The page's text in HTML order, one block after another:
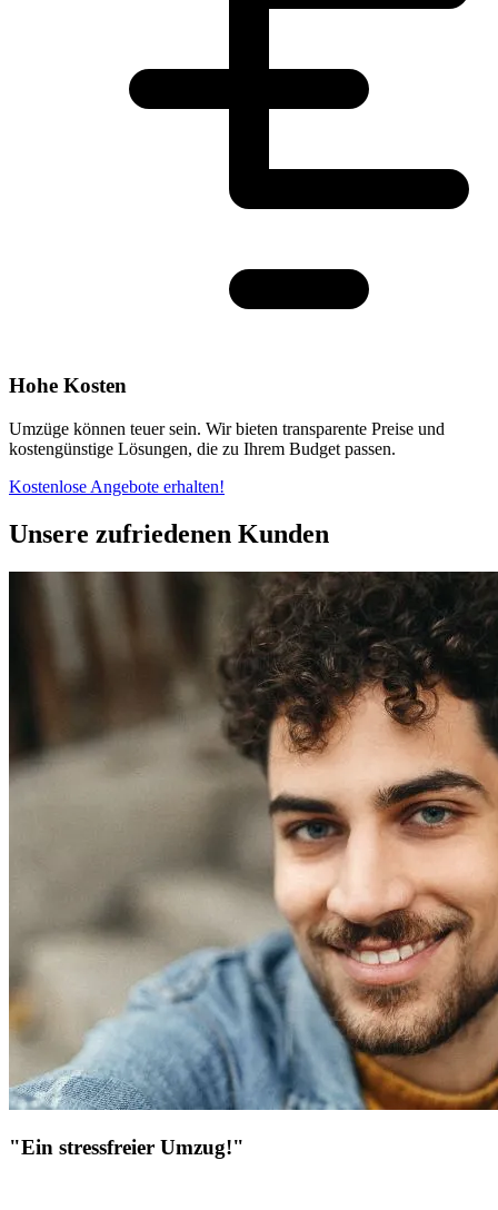
Hohe Kosten
Umzüge können teuer sein. Wir bieten transparente Preise und
kostengünstige Lösungen, die zu Ihrem Budget passen.
Kostenlose Angebote erhalten!
Unsere zufriedenen Kunden
"Ein stressfreier Umzug!"